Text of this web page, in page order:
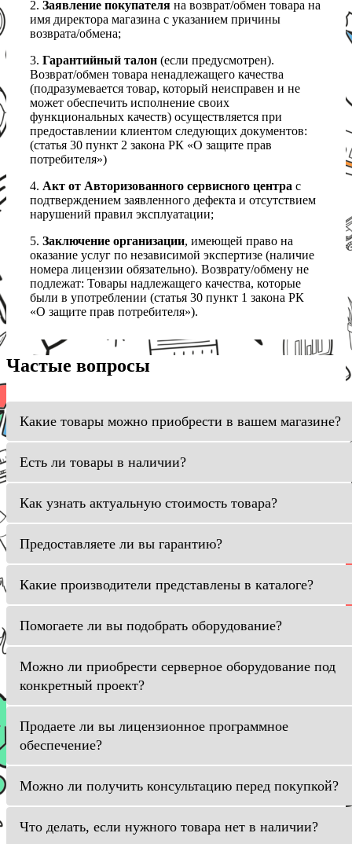
2. Заявление покупателя на возврат/обмен товара на
имя директора магазина с указанием причины
возврата/обмена;
3. Гарантийный талон (если предусмотрен).
Возврат/обмен товара ненадлежащего качества
(подразумевается товар, который неисправен и не
может обеспечить исполнение своих
функциональных качеств) осуществляется при
предоставлении клиентом следующих документов:
(статья 30 пункт 2 закона РК «О защите прав
потребителя»)
4. Акт от Авторизованного сервисного центра с
подтверждением заявленного дефекта и отсутствием
нарушений правил эксплуатации;
5. Заключение организации, имеющей право на
оказание услуг по независимой экспертизе (наличие
номера лицензии обязательно). Возврату/обмену не
подлежат: Товары надлежащего качества, которые
были в употреблении (статья 30 пункт 1 закона РК
«О защите прав потребителя»).
Частые вопросы
Какие товары можно приобрести в вашем магазине?
Есть ли товары в наличии?
Как узнать актуальную стоимость товара?
Предоставляете ли вы гарантию?
Какие производители представлены в каталоге?
Помогаете ли вы подобрать оборудование?
Можно ли приобрести серверное оборудование под
конкретный проект?
Продаете ли вы лицензионное программное
обеспечение?
Можно ли получить консультацию перед покупкой?
Что делать, если нужного товара нет в наличии?